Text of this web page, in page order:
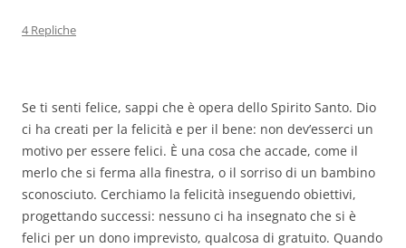
4 Repliche
Se ti senti felice, sappi che è opera dello Spirito Santo. Dio
ci ha creati per la felicità e per il bene: non dev’esserci un
motivo per essere felici. È una cosa che accade, come il
merlo che si ferma alla finestra, o il sorriso di un bambino
sconosciuto. Cerchiamo la felicità inseguendo obiettivi,
progettando successi: nessuno ci ha insegnato che si è
felici per un dono imprevisto, qualcosa di gratuito. Quando